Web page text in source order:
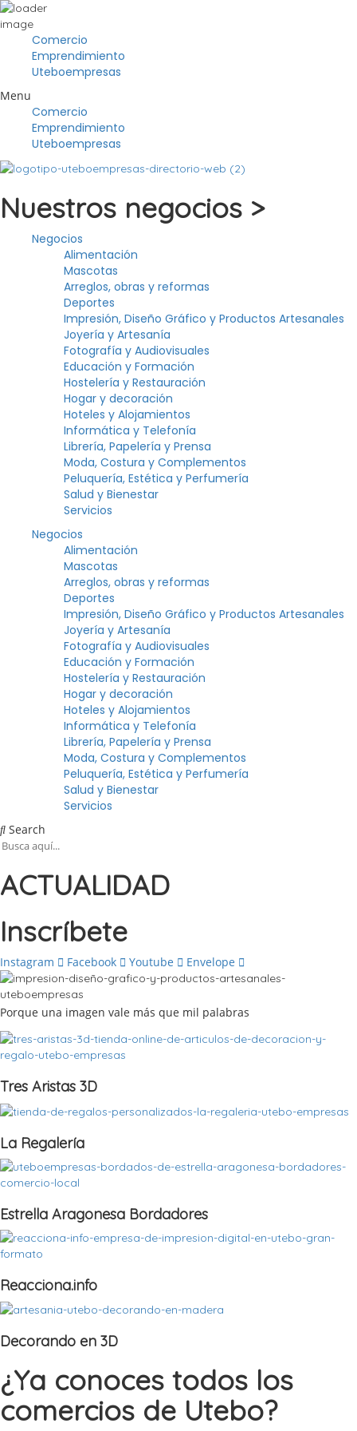
Comercio
Emprendimiento
Uteboempresas
Menu
Comercio
Emprendimiento
Uteboempresas
Nuestros negocios >
Negocios
Alimentación
Mascotas
Arreglos, obras y reformas
Deportes
Impresión, Diseño Gráfico y Productos Artesanales
Joyería y Artesanía
Fotografía y Audiovisuales
Educación y Formación
Hostelería y Restauración
Hogar y decoración
Hoteles y Alojamientos
Informática y Telefonía
Librería, Papelería y Prensa
Moda, Costura y Complementos
Peluquería, Estética y Perfumería
Salud y Bienestar
Servicios
Negocios
Alimentación
Mascotas
Arreglos, obras y reformas
Deportes
Impresión, Diseño Gráfico y Productos Artesanales
Joyería y Artesanía
Fotografía y Audiovisuales
Educación y Formación
Hostelería y Restauración
Hogar y decoración
Hoteles y Alojamientos
Informática y Telefonía
Librería, Papelería y Prensa
Moda, Costura y Complementos
Peluquería, Estética y Perfumería
Salud y Bienestar
Servicios
Search
ACTUALIDAD
Inscríbete
Instagram Facebook Youtube Envelope
Porque una imagen vale más que mil palabras
Tres Aristas 3D
La Regalería
Estrella Aragonesa Bordadores
Reacciona.info
Decorando en 3D
¿Ya conoces todos los
comercios de Utebo?